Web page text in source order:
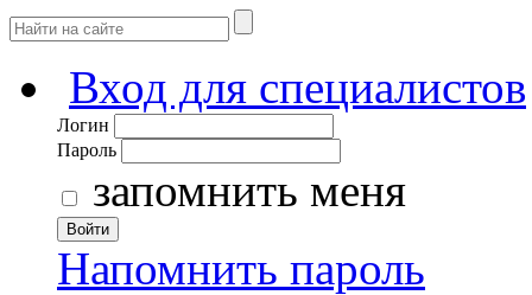
Вход для специалистов
Логин
Пароль
запомнить меня
Войти
Напомнить пароль